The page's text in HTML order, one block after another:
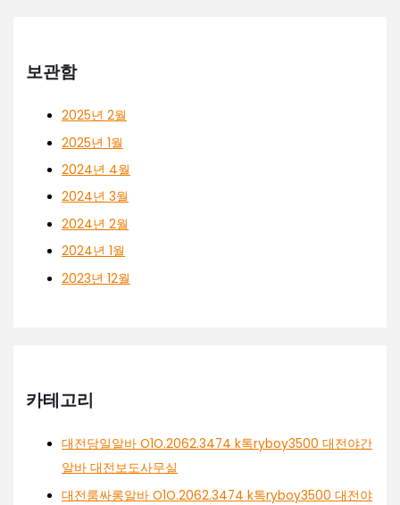
보관함
2025년 2월
2025년 1월
2024년 4월
2024년 3월
2024년 2월
2024년 1월
2023년 12월
카테고리
대전당일알바 O1O.2062.3474 k톡ryboy3500 대전야간
알바 대전보도사무실
대전룸싸롱알바 O1O.2062.3474 k톡ryboy3500 대전야